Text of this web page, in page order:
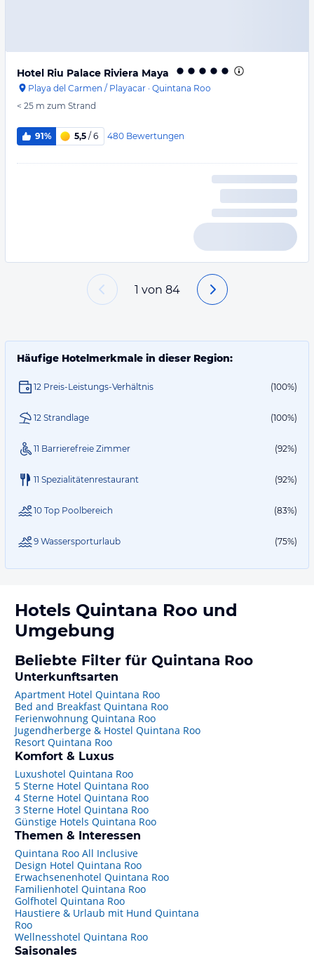
Hotel Riu Palace Riviera Maya
Playa del Carmen / Playacar · Quintana Roo
< 25 m zum Strand
91% 5,5 / 6 480 Bewertungen
1 von 84
Häufige Hotelmerkmale in dieser Region:
12 Preis-Leistungs-Verhältnis (100%)
12 Strandlage (100%)
11 Barrierefreie Zimmer (92%)
11 Spezialitätenrestaurant (92%)
10 Top Poolbereich (83%)
9 Wassersporturlaub (75%)
Hotels Quintana Roo und
Umgebung
Beliebte Filter für Quintana Roo
Unterkunftsarten
Apartment Hotel Quintana Roo
Bed and Breakfast Quintana Roo
Ferienwohnung Quintana Roo
Jugendherberge & Hostel Quintana Roo
Resort Quintana Roo
Komfort & Luxus
Luxushotel Quintana Roo
5 Sterne Hotel Quintana Roo
4 Sterne Hotel Quintana Roo
3 Sterne Hotel Quintana Roo
Günstige Hotels Quintana Roo
Themen & Interessen
Quintana Roo All Inclusive
Design Hotel Quintana Roo
Erwachsenenhotel Quintana Roo
Familienhotel Quintana Roo
Golfhotel Quintana Roo
Haustiere & Urlaub mit Hund Quintana
Roo
Wellnesshotel Quintana Roo
Saisonales